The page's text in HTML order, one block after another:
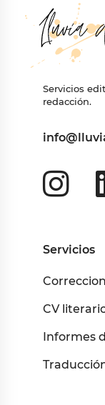
Servicios
redacción.
Servicios
CV
Informes